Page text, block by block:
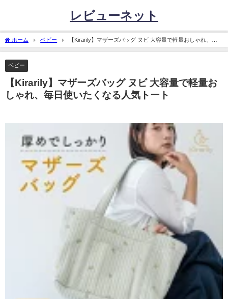
レビューネット
ホーム ベビー
【Kirarily】マザーズバッグ ヌビ 大容量で軽量おしゃれ、毎
日使いたくなる人気トート
ベビー
【Kirarily】マザーズバッグ ヌビ 大容量で軽量お
しゃれ、毎日使いたくなる人気トート